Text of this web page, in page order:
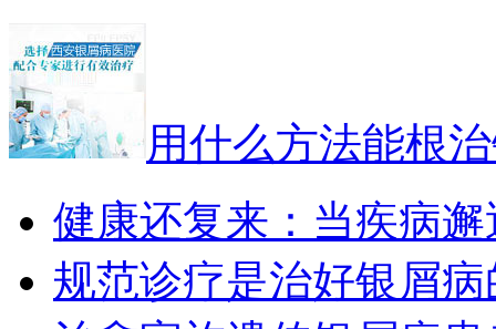
用什么方法能根
健康还复来：当疾病邂
规范诊疗是治好银屑病